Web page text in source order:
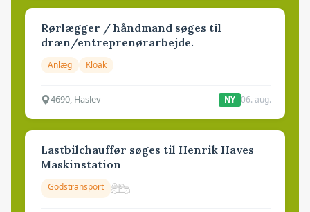
Rørlægger / håndmand søges til
dræn/entreprenørarbejde.
Anlæg Kloak
4690, Haslev NY 06. aug.
Lastbilchauffør søges til Henrik Haves
Maskinstation
Godstransport